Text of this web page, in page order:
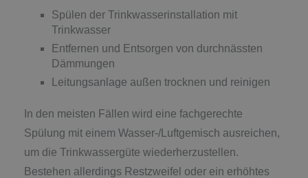
Spülen der Trinkwasserinstallation mit
Trinkwasser
Entfernen und Entsorgen von durchnässten
Dämmungen
Leitungsanlage außen trocknen und reinigen
In den meisten Fällen wird eine fachgerechte
Spülung mit einem Wasser-/Luftgemisch ausreichen,
um die Trinkwassergüte wiederherzustellen.
Bestehen allerdings Restzweifel oder ein erhöhtes